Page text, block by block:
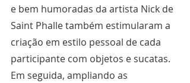
e bem humoradas da artista Nick de
Saint Phalle também estimularam a
criação em estilo pessoal de cada
participante com objetos e sucatas.
Em seguida, ampliando as